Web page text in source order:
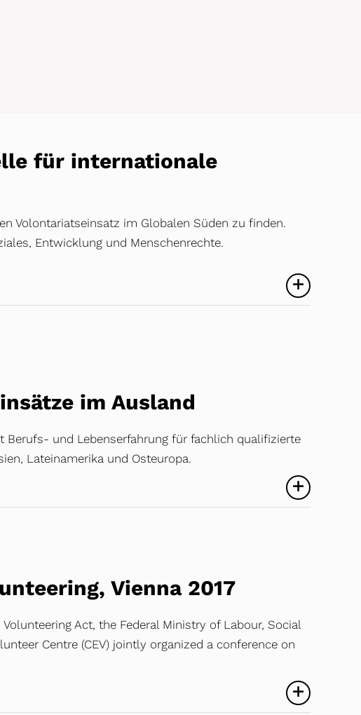
für internationale
Volontariatseinsatz im Globalen Süden zu finden.
Entwicklung und Menschenrechte.
im Ausland
Berufs- und Lebenserfahrung für fachlich qualifizierte
Lateinamerika und Osteuropa.
Vienna 2017
Act, the Federal Ministry of Labour, Social
Centre (CEV) jointly organized a conference on